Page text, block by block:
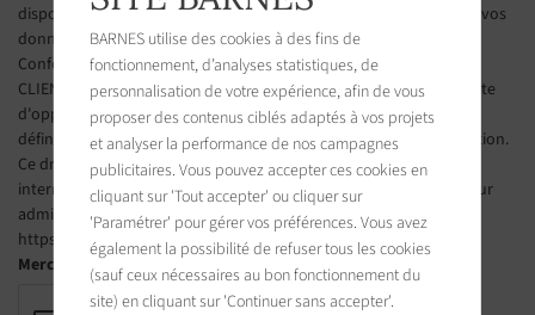
disposez d’un droit d’accès, de modification et de suppression de vos
données.
Conformément à l’article L223-2 du Code de la consommation, le
CLIENT est informé de son droit à s'inscrire gratuitement sur la liste
d'opposition au démarchage téléphonique, selon les conditions
définies aux articles L 223-1 et suivants du Code de la consommation.
Ce droit d’opposition peut être exercé par le CLIENT via un site
internet géré par l’organisme désigné par les pouvoirs publics pour
administrer cette liste. L’adresse du site est la suivante :
https://www.bloctel.gouv.fr
Merci de cocher la case
BARNES utilise des cookies à des fins de
fonctionnement, d’analyses statistiques, de
personnalisation de votre expérience, afin de vous
proposer des contenus ciblés adaptés à vos projets
et analyser la performance de nos campagnes
publicitaires. Vous pouvez accepter ces cookies en
cliquant sur 'Tout accepter' ou cliquer sur
'Paramétrer' pour gérer vos préférences. Vous avez
également la possibilité de refuser tous les cookies
(sauf ceux nécessaires au bon fonctionnement du
site) en cliquant sur 'Continuer sans accepter'.